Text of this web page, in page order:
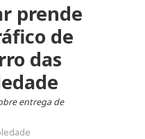
prende
de
das
entrega de